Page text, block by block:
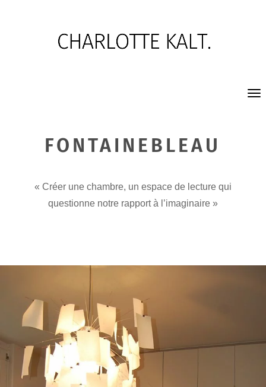
FONTAINEBLEAU
« Créer une chambre, un espace de lecture qui
questionne notre rapport à l’imaginaire »